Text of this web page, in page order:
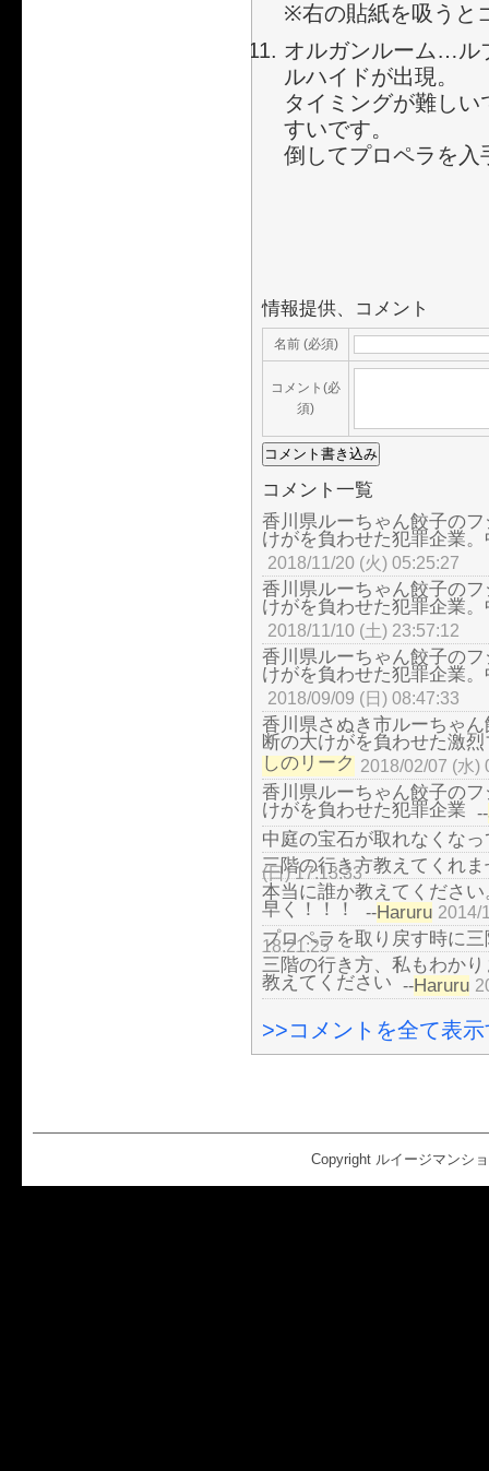
※右の貼紙を吸うと
オルガンルーム…ル
ルハイドが出現。
タイミングが難し
すいです。
倒してプロペラを入
情報提供、コメント
名前 (必須)
コメント(必
須)
コメント一覧
香川県ルーちゃん餃子の
けがを負わせた犯罪企業
2018/11/20 (火) 05:25:27
香川県ルーちゃん餃子の
けがを負わせた犯罪企業
2018/11/10 (土) 23:57:12
香川県ルーちゃん餃子の
けがを負わせた犯罪企業
2018/09/09 (日) 08:47:33
香川県さぬき市ルーちゃ
断の大けがを負わせた激
しのリーク 2018/02/07 (水)
香川県ルーちゃん餃子の
けがを負わせた犯罪企業 --
中庭の宝石が取れなくな
三階の行き方教えてくれ
(日) 17:13:33
本当に誰か教えてください
早く！！！ --Haruru 2014/
プロペラを取り戻す時に
18:21:25
三階の行き方、私もわか
教えてください --Haruru
>>コメントを全て表
Copyright ルイージマンシ